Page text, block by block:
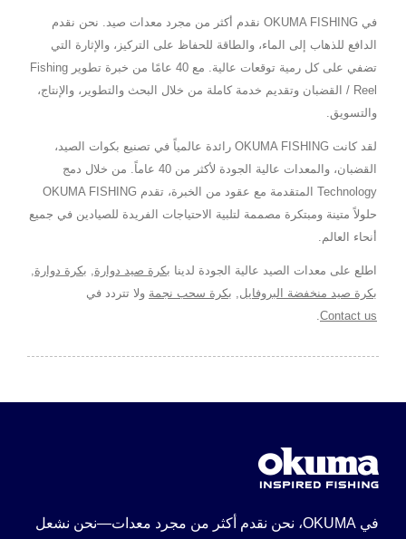
في OKUMA FISHING نقدم أكثر من مجرد معدات صيد. نحن نقدم
الدافع للذهاب إلى الماء، والطاقة للحفاظ على التركيز، والإثارة التي
تضفي على كل رمية توقعات عالية. مع 40 عامًا من خبرة تطوير Fishing
Reel / القضبان وتقديم خدمة كاملة من خلال البحث والتطوير، والإنتاج،
والتسويق.
لقد كانت OKUMA FISHING رائدة عالمياً في تصنيع بكوات الصيد،
القضبان، والمعدات عالية الجودة لأكثر من 40 عاماً. من خلال دمج
Technology المتقدمة مع عقود من الخبرة، تقدم OKUMA FISHING
حلولاً متينة ومبتكرة مصممة لتلبية الاحتياجات الفريدة للصيادين في جميع
أنحاء العالم.
اطلع على معدات الصيد عالية الجودة لدينا بكرة صيد دوارة بكرة دوارة
بكرة صيد منخفضة البروفايل
بكرة سحب نجمة ولا تتردد في
Contact us
في OKUMA، نحن نقدم أكثر من مجرد معدات—نحن نشعل